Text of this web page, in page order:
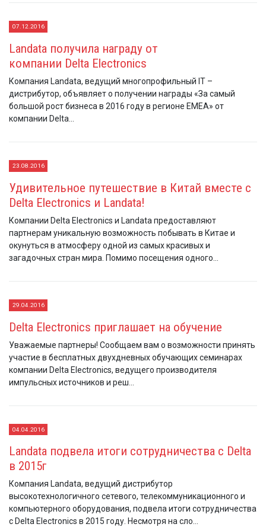
07.12.2016
Landata получила награду от
компании Delta Electronics
Компания Landata, ведущий многопрофильный IT –
дистрибутор, объявляет о получении награды «За самый
большой рост бизнеса в 2016 году в регионе EMEA» от
компании Delta...
23.08.2016
Удивительное путешествие в Китай вместе с
Delta Electronics и Landata!
Компании Delta Electronics и Landata предоставляют
партнерам уникальную возможность побывать в Китае и
окунуться в атмосферу одной из самых красивых и
загадочных стран мира. Помимо посещения одного...
29.04.2016
Delta Electronics приглашает на обучение
Уважаемые партнеры! Сообщаем вам о возможности принять
участие в бесплатных двухдневных обучающих семинарах
компании Delta Electronics, ведущего производителя
импульсных источников и реш...
04.04.2016
Landata подвела итоги сотрудничества с Delta
в 2015г
Компания Landata, ведущий дистрибутор
высокотехнологичного сетевого, телекоммуникационного и
компьютерного оборудования, подвела итоги сотрудничества
с Delta Electronics в 2015 году. Несмотря на сло...